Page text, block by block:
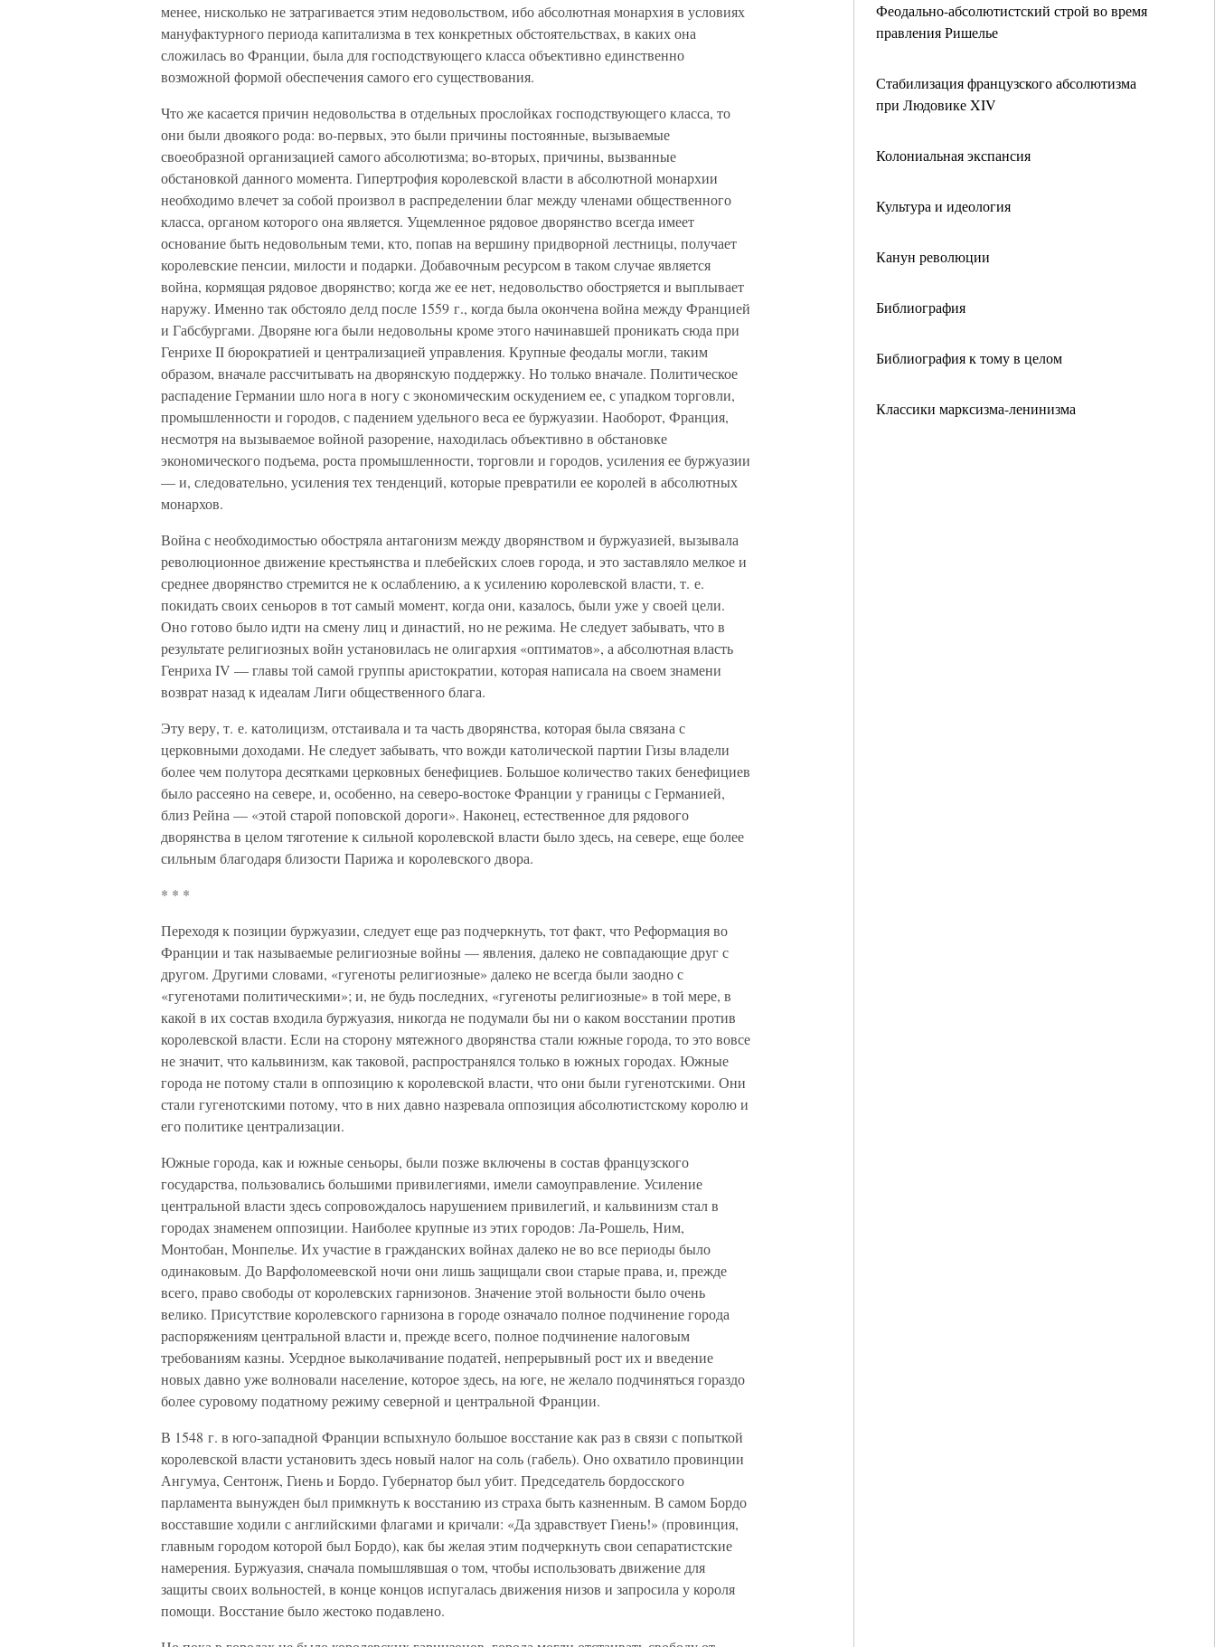
Феодально-абсолютистский строй во время
правления Ришелье
Стабилизация французского абсолютизма
при Людовике XIV
Колониальная экспансия
Культура и идеология
Канун революции
Библиография
Библиография к тому в целом
Классики марксизма-ленинизма
менее, нисколько не затрагивается этим недовольством, ибо абсолютная монархия в условиях
мануфактурного периода капитализма в тех конкретных обстоятельствах, в каких она
сложилась во Франции, была для господствующего класса объективно единственно
возможной формой обеспечения самого его существования.
Что же касается причин недовольства в отдельных прослойках господствующего класса, то
они были двоякого рода: во-первых, это были причины постоянные, вызываемые
своеобразной организацией самого абсолютизма; во-вторых, причины, вызванные
обстановкой данного момента. Гипертрофия королевской власти в абсолютной монархии
необходимо влечет за собой произвол в распределении благ между членами общественного
класса, органом которого она является. Ущемленное рядовое дворянство всегда имеет
основание быть недовольным теми, кто, попав на вершину придворной лестницы, получает
королевские пенсии, милости и подарки. Добавочным ресурсом в таком случае является
война, кормящая рядовое дворянство; когда же ее нет, недовольство обостряется и выплывает
наружу. Именно так обстояло делд после 1559 г., когда была окончена война между Францией
и Габсбургами. Дворяне юга были недовольны кроме этого начинавшей проникать сюда при
Генрихе II бюрократией и централизацией управления. Крупные феодалы могли, таким
образом, вначале рассчитывать на дворянскую поддержку. Но только вначале. Политическое
распадение Германии шло нога в ногу с экономическим оскудением ее, с упадком торговли,
промышленности и городов, с падением удельного веса ее буржуазии. Наоборот, Франция,
несмотря на вызываемое войной разорение, находилась объективно в обстановке
экономического подъема, роста промышленности, торговли и городов, усиления ее буржуазии
— и, следовательно, усиления тех тенденций, которые превратили ее королей в абсолютных
монархов.
Война с необходимостью обостряла антагонизм между дворянством и буржуазией, вызывала
революционное движение крестьянства и плебейских слоев города, и это заставляло мелкое и
среднее дворянство стремится не к ослаблению, а к усилению королевской власти, т. е.
покидать своих сеньоров в тот самый момент, когда они, казалось, были уже у своей цели.
Оно готово было идти на смену лиц и династий, но не режима. Не следует забывать, что в
результате религиозных войн установилась не олигархия «оптиматов», а абсолютная власть
Генриха IV — главы той самой группы аристократии, которая написала на своем знамени
возврат назад к идеалам Лиги общественного блага.
Эту веру, т. е. католицизм, отстаивала и та часть дворянства, которая была связана с
церковными доходами. Не следует забывать, что вожди католической партии Гизы владели
более чем полутора десятками церковных бенефициев. Большое количество таких бенефициев
было рассеяно на севере, и, особенно, на северо-востоке Франции у границы с Германией,
близ Рейна — «этой старой поповской дороги». Наконец, естественное для рядового
дворянства в целом тяготение к сильной королевской власти было здесь, на севере, еще более
сильным благодаря близости Парижа и королевского двора.
* * *
Переходя к позиции буржуазии, следует еще раз подчеркнуть, тот факт, что Реформация во
Франции и так называемые религиозные войны — явления, далеко не совпадающие друг с
другом. Другими словами, «гугеноты религиозные» далеко не всегда были заодно с
«гугенотами политическими»; и, не будь последних, «гугеноты религиозные» в той мере, в
какой в их состав входила буржуазия, никогда не подумали бы ни о каком восстании против
королевской власти. Если на сторону мятежного дворянства стали южные города, то это вовсе
не значит, что кальвинизм, как таковой, распространялся только в южных городах. Южные
города не потому стали в оппозицию к королевской власти, что они были гугенотскими. Они
стали гугенотскими потому, что в них давно назревала оппозиция абсолютистскому королю и
его политике централизации.
Южные города, как и южные сеньоры, были позже включены в состав французского
государства, пользовались большими привилегиями, имели самоуправление. Усиление
центральной власти здесь сопровождалось нарушением привилегий, и кальвинизм стал в
городах знаменем оппозиции. Наиболее крупные из этих городов: Ла-Рошель, Ним,
Монтобан, Монпелье. Их участие в гражданских войнах далеко не во все периоды было
одинаковым. До Варфоломеевской ночи они лишь защищали свои старые права, и, прежде
всего, право свободы от королевских гарнизонов. Значение этой вольности было очень
велико. Присутствие королевского гарнизона в городе означало полное подчинение города
распоряжениям центральной власти и, прежде всего, полное подчинение налоговым
требованиям казны. Усердное выколачивание податей, непрерывный рост их и введение
новых давно уже волновали население, которое здесь, на юге, не желало подчиняться гораздо
более суровому податному режиму северной и центральной Франции.
В 1548 г. в юго-западной Франции вспыхнуло большое восстание как раз в связи с попыткой
королевской власти установить здесь новый налог на соль (габель). Оно охватило провинции
Ангумуа, Сентонж, Гиень и Бордо. Губернатор был убит. Председатель бордосского
парламента вынужден был примкнуть к восстанию из страха быть казненным. В самом Бордо
восставшие ходили с английскими флагами и кричали: «Да здравствует Гиень!» (провинция,
главным городом которой был Бордо), как бы желая этим подчеркнуть свои сепаратистские
намерения. Буржуазия, сначала помышлявшая о том, чтобы использовать движение для
защиты своих вольностей, в конце концов испугалась движения низов и запросила у короля
помощи. Восстание было жестоко подавлено.